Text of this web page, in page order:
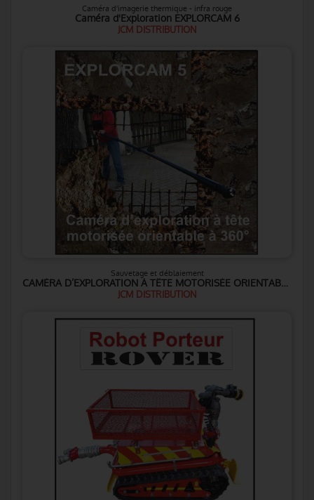
Caméra d'imagerie thermique - infra rouge
Caméra d'Exploration EXPLORCAM 6
JCM DISTRIBUTION
Sauvetage et déblaiement
CAMÉRA D’EXPLORATION À TÊTE MOTORISÉE ORIENTABLE À 360°
JCM DISTRIBUTION